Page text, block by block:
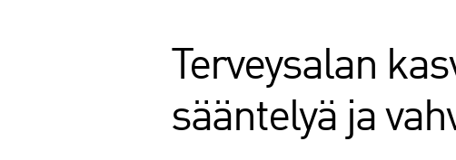
Terveysalan
sääntelyä ja